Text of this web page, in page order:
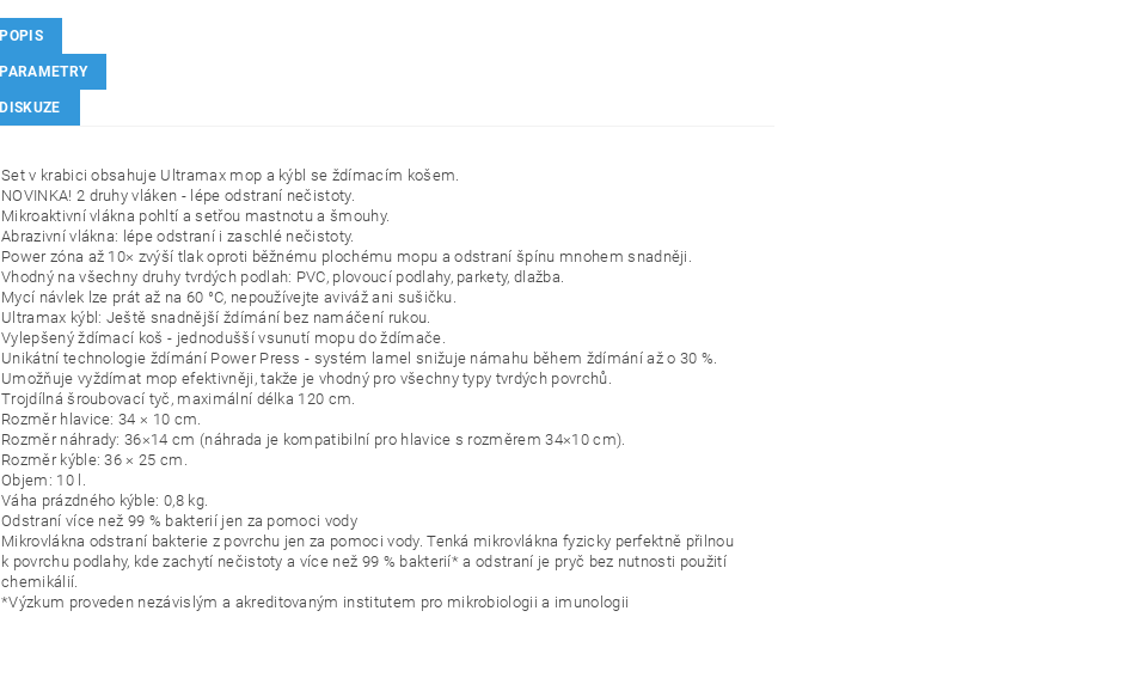
POPIS
PARAMETRY
DISKUZE
Set v krabici obsahuje Ultramax mop a kýbl se ždímacím košem.
NOVINKA! 2 druhy vláken - lépe odstraní nečistoty.
Mikroaktivní vlákna pohltí a setřou mastnotu a šmouhy.
Abrazivní vlákna: lépe odstraní i zaschlé nečistoty.
Power zóna až 10× zvýší tlak oproti běžnému plochému mopu a odstraní špínu mnohem snadněji.
Vhodný na všechny druhy tvrdých podlah: PVC, plovoucí podlahy, parkety, dlažba.
Mycí návlek lze prát až na 60 °C, nepoužívejte aviváž ani sušičku.
Ultramax kýbl: Ještě snadnější ždímání bez namáčení rukou.
Vylepšený ždímací koš - jednodušší vsunutí mopu do ždímače.
Unikátní technologie ždímání Power Press - systém lamel snižuje námahu během ždímání až o 30 %.
Umožňuje vyždímat mop efektivněji, takže je vhodný pro všechny typy tvrdých povrchů.
Trojdílná šroubovací tyč, maximální délka 120 cm.
Rozměr hlavice: 34 × 10 cm.
Rozměr náhrady: 36×14 cm (náhrada je kompatibilní pro hlavice s rozměrem 34×10 cm).
Rozměr kýble: 36 × 25 cm.
Objem: 10 l.
Váha prázdného kýble: 0,8 kg.
Odstraní více než 99 % bakterií jen za pomoci vody
Mikrovlákna odstraní bakterie z povrchu jen za pomoci vody. Tenká mikrovlákna fyzicky perfektně přilnou
k povrchu podlahy, kde zachytí nečistoty a více než 99 % bakterií* a odstraní je pryč bez nutnosti použití
chemikálií.
*Výzkum proveden nezávislým a akreditovaným institutem pro mikrobiologii a imunologii